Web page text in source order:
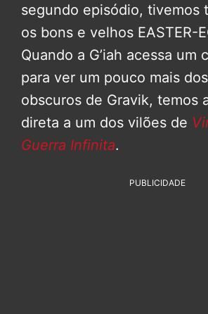
segundo episódio, tivemos
os bons e velhos EASTER-
Quando a G’iah acessa um
para ver um pouco mais
obscuros de Gravik, temos
direta a um dos vilões de
Guerra Infinita.
PUBLICIDADE